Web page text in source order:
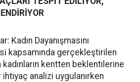
Kadın Dayanışmasını
kapsamında gerçekleştirilen
kadınların kentten beklentilerine
analizi uygulanırken